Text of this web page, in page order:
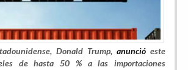
Donald Trump, anunció este
de hasta 50 % a las importaciones